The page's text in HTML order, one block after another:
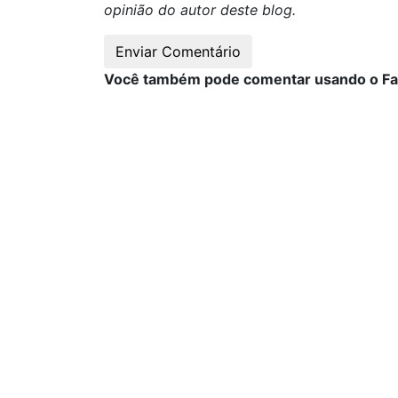
opinião do autor deste blog.
Você também pode comentar usando o